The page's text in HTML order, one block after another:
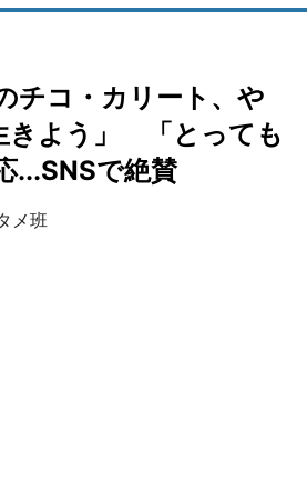
チコ・カリート、や
きよう」 「とっても
...SNSで絶賛
メ班